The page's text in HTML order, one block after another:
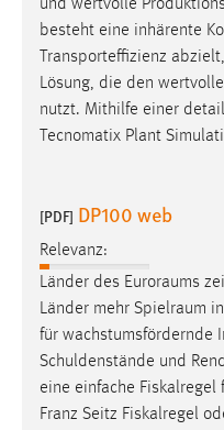
und wertvolle
besteht eine inhärente
Transporteffizienz
Lösung, die den
nutzt. Mithilfe einer
Tecnomatix Plant
[PDF] DP100 web
Relevanz:
Länder des Euroraums
Länder mehr Spielraum
für wachstumsfördernde
Schuldenstände und
eine einfache Fiskalregel
Franz Seitz Fiskalregel
EXTERNE
Um Inhalte von
Plattformen anzeigen
externen Medien
Vimeo